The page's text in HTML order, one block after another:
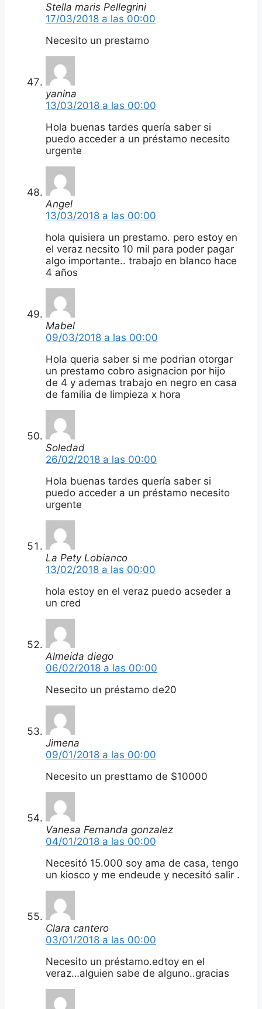
Stella maris Pellegrini
17/03/2018 a las 00:00
Necesito un prestamo
yanina
13/03/2018 a las 00:00
Hola buenas tardes quería saber si
puedo acceder a un préstamo necesito
urgente
Angel
13/03/2018 a las 00:00
hola quisiera un prestamo. pero estoy en
el veraz necsito 10 mil para poder pagar
algo importante.. trabajo en blanco hace
4 años
Mabel
09/03/2018 a las 00:00
Hola queria saber si me podrian otorgar
un prestamo cobro asignacion por hijo
de 4 y ademas trabajo en negro en casa
de familia de limpieza x hora
Soledad
26/02/2018 a las 00:00
Hola buenas tardes quería saber si
puedo acceder a un préstamo necesito
urgente
La Pety Lobianco
13/02/2018 a las 00:00
hola estoy en el veraz puedo acseder a
un cred
Almeida diego
06/02/2018 a las 00:00
Nesecito un préstamo de20
Jimena
09/01/2018 a las 00:00
Necesito un presttamo de $10000
Vanesa Fernanda gonzalez
04/01/2018 a las 00:00
Necesitó 15.000 soy ama de casa, tengo
un kiosco y me endeude y necesitó salir .
Clara cantero
03/01/2018 a las 00:00
Necesito un préstamo.edtoy en el
veraz…alguien sabe de alguno..gracias